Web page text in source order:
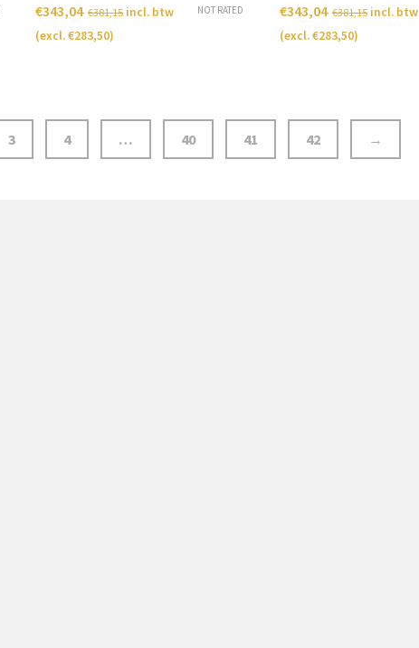
NOT RATED
€381,15
€343,04
incl. btw
(excl.€283,50)
€381,15
€343,04
incl. btw
(excl.€283,50)
3 4 … 40 41 42 →